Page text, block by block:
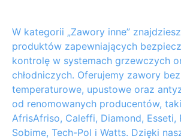
W kategorii „Zawory inne”
produktów zapewniających
kontrolę w systemach grzewczych
chłodniczych. Oferujemy zawory
temperaturowe, upustowe oraz
od renomowanych producentów,
AfrisAfriso, Caleffi, Diamond, Esseti,
Sobime, Tech-Pol i Watts. Dzięki